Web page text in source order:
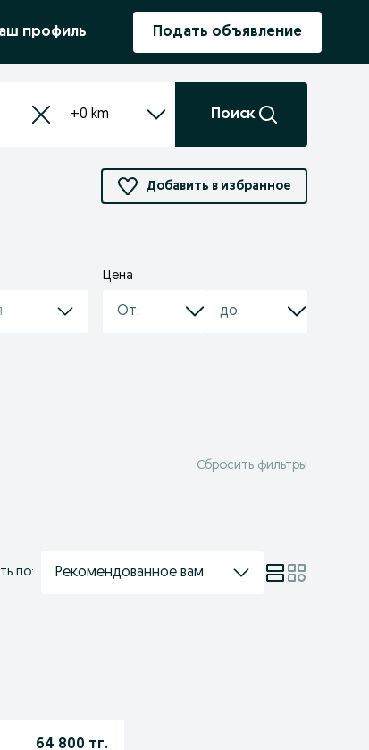
профиль Подать объявление
+0 km Поиск
Добавить в избранное
Цена
Сбросить фильтры
по: Рекомендованное вам
64 800 тг.